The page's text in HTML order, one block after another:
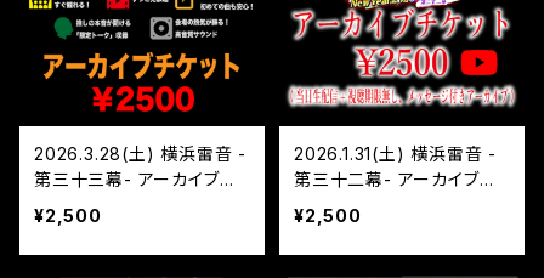
2026.3.28(土) 横浜雷音 -
第三十三幕- アーカイブチ
ケット
¥2,500
2026.1.31(土) 横浜雷音 -
第三十二幕- アーカイブチ
ケット
¥2,500